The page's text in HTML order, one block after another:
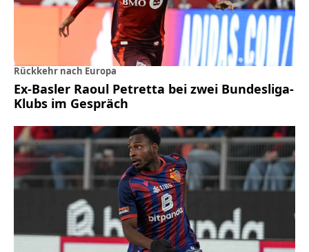
Rückkehr nach Europa
Ex-Basler Raoul Petretta bei zwei Bundesliga-
Klubs im Gespräch